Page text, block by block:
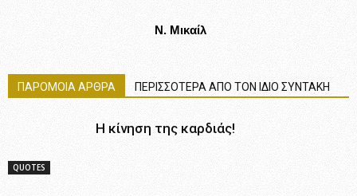
Ν. Μικαίλ
ΠΑΡΟΜΟΙΑ ΑΡΘΡΑ ΠΕΡΙΣΣΟΤΕΡΑ ΑΠΟ ΤΟΝ ΙΔΙΟ ΣΥΝΤΑΚΗ
QUOTES
Η κίνηση της καρδιάς!